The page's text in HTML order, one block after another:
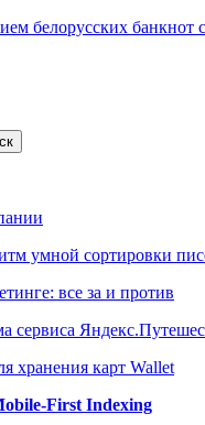
белорусских банкнот
умной сортировки
все за и против
сервиса
хранения карт Wallet
First Indexing